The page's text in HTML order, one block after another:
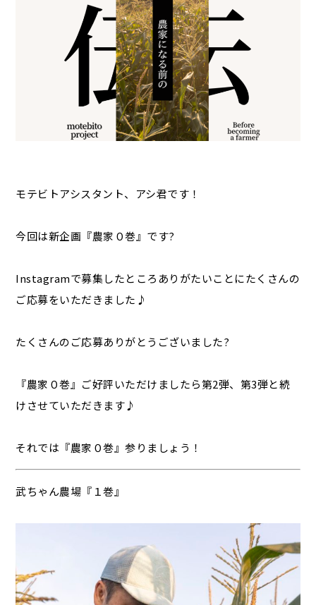
モテビトアシスタント、アシ君です！
今回は新企画『農家０巻』です?
Instagramで募集したところありがたいことにたくさんの
ご応募をいただきました♪
たくさんのご応募ありがとうございました?
『農家０巻』ご好評いただけましたら第2弾、第3弾と続
けさせていただきます♪
それでは『農家０巻』参りましょう！
武ちゃん農場『１巻』